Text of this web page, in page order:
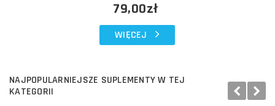
79,00zł
WIĘCEJ
NAJPOPULARNIEJSZE SUPLEMENTY W TEJ
KATEGORII